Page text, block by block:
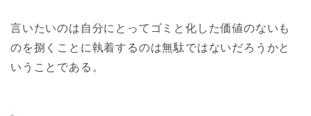
言いたいのは自分にとってゴミと化した価値のないも
のを捌くことに執着するのは無駄ではないだろうかと
いうことである。